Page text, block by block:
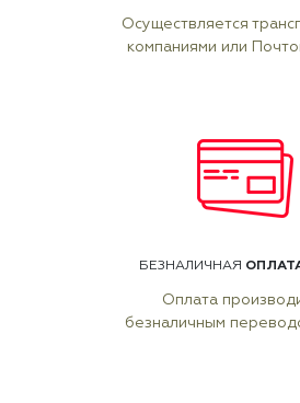
Осуществляется
компаниями или
БЕЗНАЛИЧНАЯ
Оплата
безналичным